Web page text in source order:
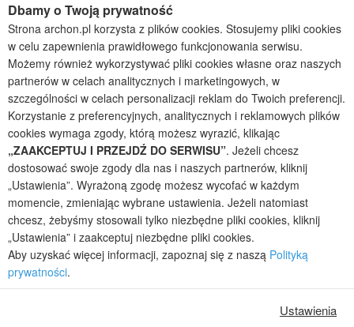
Kolekcje projektów
Gotowe projekty domów
Projekty domów tanich w budowie
Projekty domów szeregowych
Projekty małych domów (do 150 m2)
Projekty domów wielorodzinnych
Projekty domów bliźniaczych
Projekty domów nowoczesnych
Projekty domów parterowych
2026 © ARCHON+ Biuro Projektów - Tradycyjne i nowoczesne gotowe
projekty domów - autorska pracownia architektoniczna założona w 1990r.
przez arch. Barbarę Mendel
Z uwagi na ciągłe doskonalenie procesu powstawania projektów (zgodnie z
normą ISO 9001), prezentowane na stronie projekty domów mogą
nieznacznie różnić się od dokumentacji technicznej.
dostosowania ich do Państwa indywidualnych potrzeb korzystamy z
Dbamy o Twoją prywatność
Strona archon.pl korzysta z plików cookies. Stosujemy pliki cookies
w celu zapewnienia prawidłowego funkcjonowania serwisu.
Możemy również wykorzystywać pliki cookies własne oraz naszych
partnerów w celach analitycznych i marketingowych, w
szczególności w celach personalizacji reklam do Twoich preferencji.
Korzystanie z preferencyjnych, analitycznych i reklamowych plików
cookies wymaga zgody, którą możesz wyrazić, klikając
„ZAAKCEPTUJ I PRZEJDŹ DO SERWISU”. Jeżeli chcesz
dostosować swoje zgody dla nas i naszych partnerów, kliknij
„Ustawienia”. Wyrażoną zgodę możesz wycofać w każdym
momencie, zmieniając wybrane ustawienia. Jeżeli natomiast
chcesz, żebyśmy stosowali tylko niezbędne pliki cookies, kliknij
„Ustawienia” i zaakceptuj niezbędne pliki cookies.
Aby uzyskać więcej informacji, zapoznaj się z naszą Polityką
prywatności.
Ustawienia